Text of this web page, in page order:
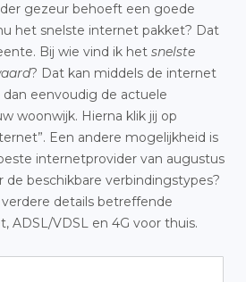
gezeur behoeft een goede
het snelste internet pakket? Dat
Bij wie vind ik het snelste
? Dat kan middels de internet
eenvoudig de actuele
woonwijk. Hierna klik jij op
Een andere mogelijkheid is
internetprovider van augustus
de beschikbare verbindingstypes?
details betreffende
ADSL/VDSL en 4G voor thuis.